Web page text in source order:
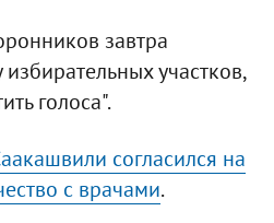
завтра
участков,
голоса".
согласился на
с врачами.